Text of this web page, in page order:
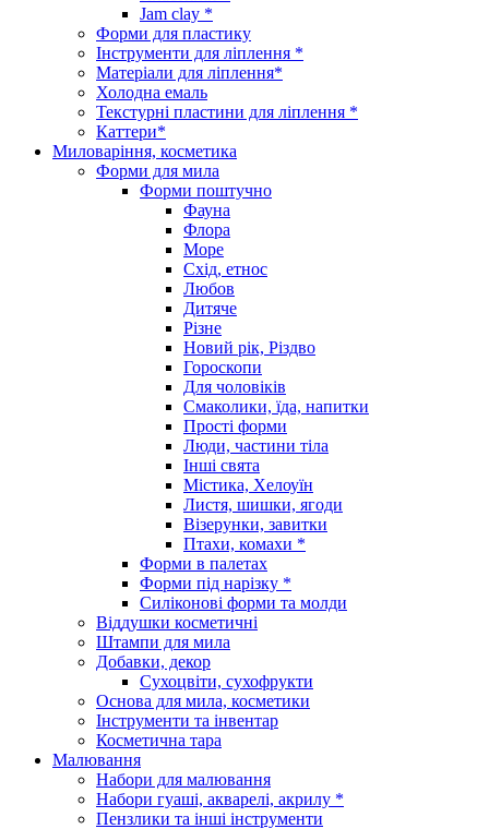
Jam clay *
Форми для пластику
Інструменти для ліплення *
Матеріали для ліплення*
Холодна емаль
Текстурні пластини для ліплення *
Каттери*
Миловаріння, косметика
Форми для мила
Форми поштучно
Фауна
Флора
Море
Схід, етнос
Любов
Дитяче
Різне
Новий рік, Різдво
Гороскопи
Для чоловіків
Смаколики, їда, напитки
Прості форми
Люди, частини тіла
Інші свята
Містика, Хелоуїн
Листя, шишки, ягоди
Візерунки, завитки
Птахи, комахи *
Форми в палетах
Форми під нарізку *
Силіконові форми та молди
Віддушки косметичні
Штампи для мила
Добавки, декор
Сухоцвіти, сухофрукти
Основа для мила, косметики
Інструменти та інвентар
Косметична тара
Малювання
Набори для малювання
Набори гуаші, акварелі, акрилу *
Пензлики та інші інструменти